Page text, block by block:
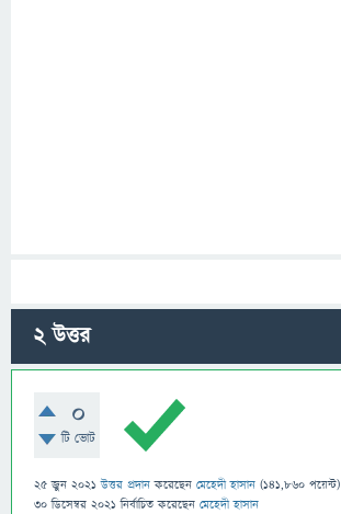
2উত্তর
0
টি ভোট
25 জুন 2021 উত্তর প্রদান করেছেন মেহেদী হাসান (141,860 পয়েন্ট)
30 ডিসেম্বর 2021 নির্বাচিত করেছেন মেহেদী হাসান